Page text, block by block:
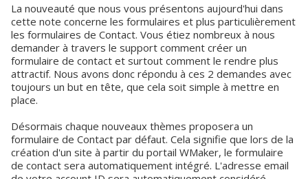
La nouveauté que nous vous présentons aujourd'hui dans
cette note concerne les formulaires et plus particulièrement
les formulaires de Contact. Vous étiez nombreux à nous
demander à travers le support comment créer un
formulaire de contact et surtout comment le rendre plus
attractif. Nous avons donc répondu à ces 2 demandes avec
toujours un but en tête, que cela soit simple à mettre en
place.
Désormais chaque nouveaux thèmes proposera un
formulaire de Contact par défaut. Cela signifie que lors de la
création d'un site à partir du portail WMaker, le formulaire
de contact sera automatiquement intégré. L'adresse email